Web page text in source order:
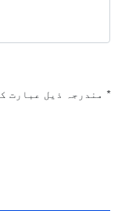
* مندرجہ ذیل عبارت